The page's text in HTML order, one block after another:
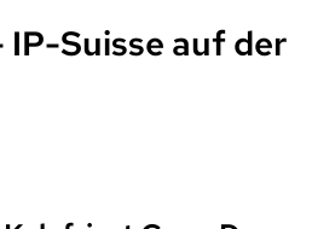
Suisse auf der